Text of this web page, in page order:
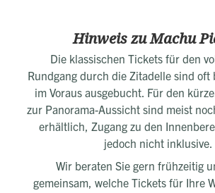
Hinweis zu Machu
Die klassischen Tickets für den
Rundgang durch die Zitadelle sind oft
im Voraus ausgebucht. Für den
zur Panorama-Aussicht sind meist
erhältlich, Zugang zu den
jedoch nicht inklusive.
Wir beraten Sie gern frühzeitig
gemeinsam, welche Tickets für Ihre